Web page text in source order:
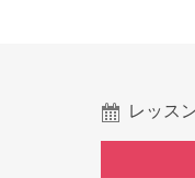
レッス